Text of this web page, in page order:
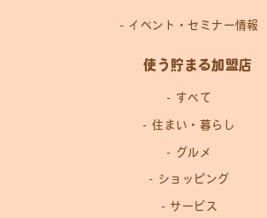
イベント・セミナー情報
使う貯まる加盟店
すべて
住まい・暮らし
グルメ
ショッピング
サービス